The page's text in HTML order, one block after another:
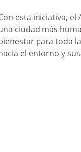
esta iniciativa,
ciudad más
para toda
el entorno y